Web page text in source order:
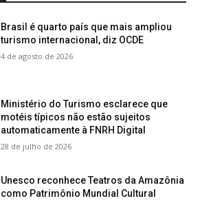
Brasil é quarto país que mais ampliou
turismo internacional, diz OCDE
4 de agosto de 2026
Ministério do Turismo esclarece que
motéis típicos não estão sujeitos
automaticamente à FNRH Digital
28 de julho de 2026
Unesco reconhece Teatros da Amazônia
como Patrimônio Mundial Cultural